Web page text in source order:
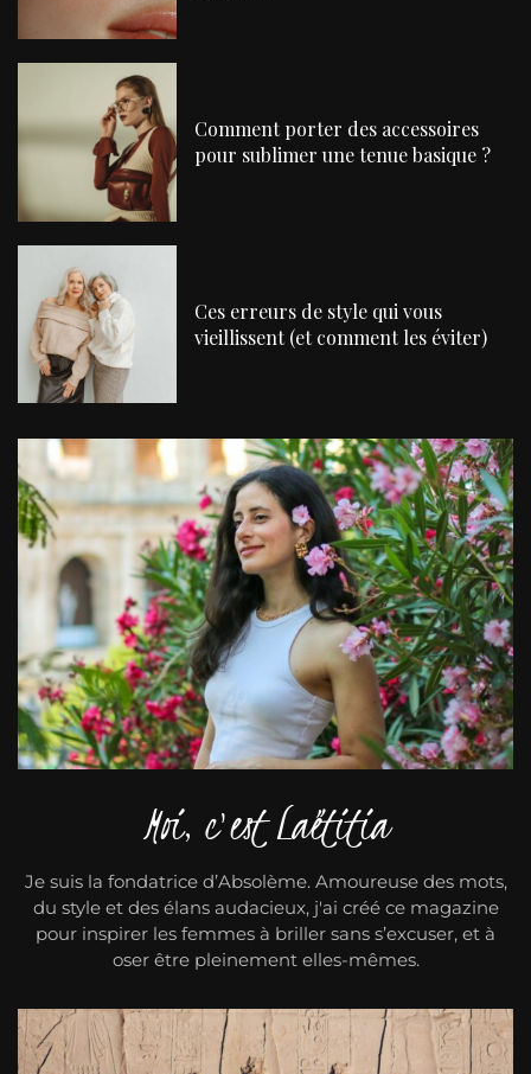
Comment porter des accessoires
pour sublimer une tenue basique ?
Ces erreurs de style qui vous
vieillissent (et comment les éviter)
Moi, c'est Laëtitia
Je suis la fondatrice d’Absolème. Amoureuse des mots,
du style et des élans audacieux, j'ai créé ce magazine
pour inspirer les femmes à briller sans s’excuser, et à
oser être pleinement elles-mêmes.